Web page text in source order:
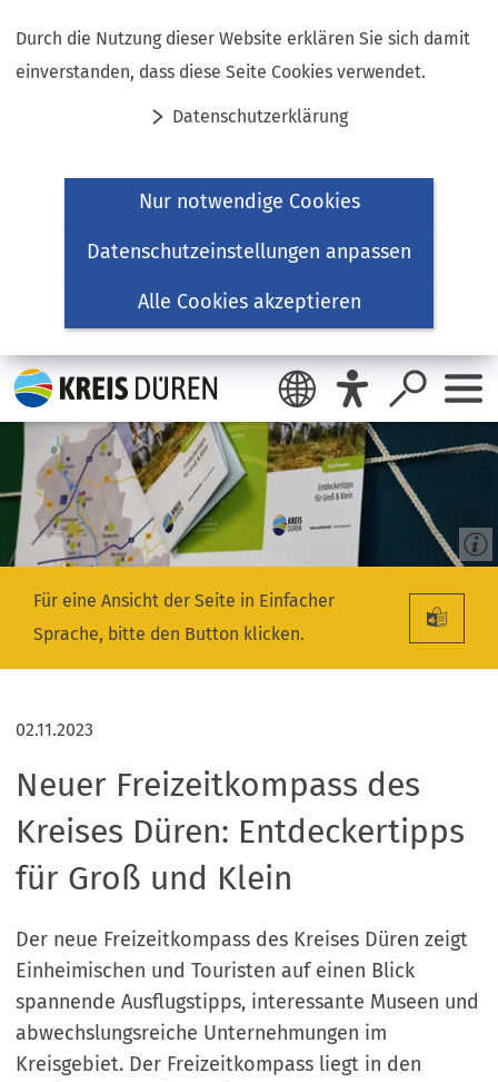
Durch die Nutzung dieser Website erklären Sie sich damit
einverstanden, dass diese Seite Cookies verwendet.
Datenschutzerklärung
Nur notwendige Cookies
Datenschutzeinstellungen anpassen
Alle Cookies akzeptieren
Inhalt anspringen
Für eine Ansicht der Seite in Einfacher
Sprache, bitte den Button klicken.
02.11.2023
Neuer Freizeitkompass des
Kreises Düren: Entdeckertipps
für Groß und Klein
Der neue Freizeitkompass des Kreises Düren zeigt
Einheimischen und Touristen auf einen Blick
spannende Ausflugstipps, interessante Museen und
abwechslungsreiche Unternehmungen im
Kreisgebiet. Der Freizeitkompass liegt in den